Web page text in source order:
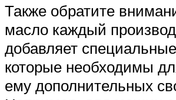
Также обратите
масло каждый
добавляет
которые необходимы
ему дополнительных